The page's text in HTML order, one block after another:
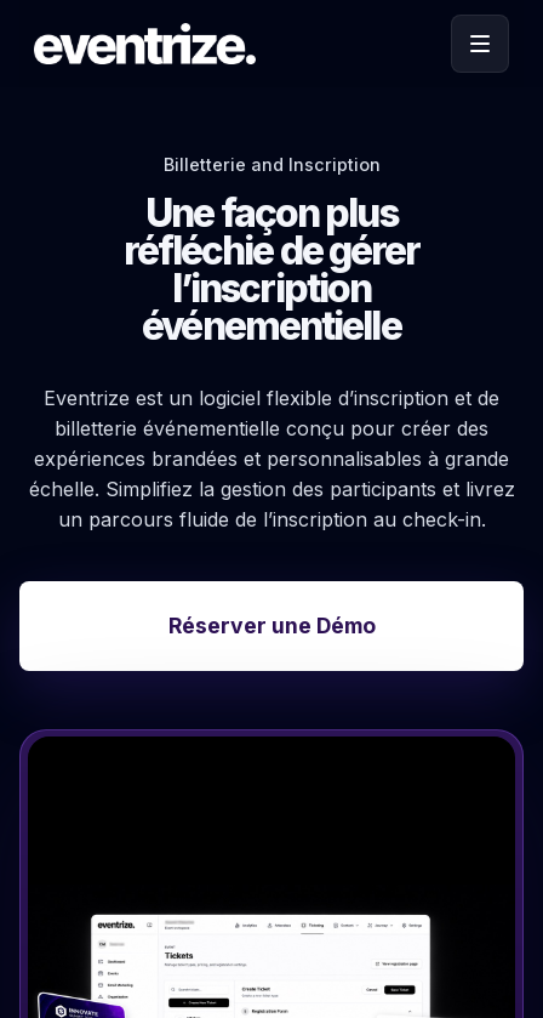
Billetterie and Inscription
Une façon plus
réfléchie de gérer
l’inscription
événementielle
Eventrize est un logiciel flexible d’inscription et de
billetterie événementielle conçu pour créer des
expériences brandées et personnalisables à grande
échelle. Simplifiez la gestion des participants et livrez
un parcours fluide de l’inscription au check-in.
Réserver une Démo